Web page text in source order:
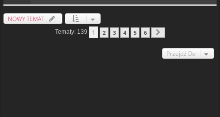
NOWY TEMAT
Tematy: 139 1 2 3 4 5 6
Przejdź Do